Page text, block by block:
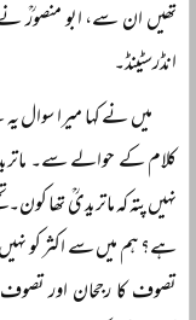
تھیں ان سے، ابو منصورؒ نے
انڈرسٹینڈ۔
میں نے کہا میرا سوال
کلام کے حوالے سے۔
نہیں پتہ کہ ماتریدیؒ تھا کون۔
ہے؟ ہم میں سے اکثر کو
تصوف کا رجحان اور